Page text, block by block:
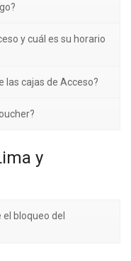
y cuál es su horario
las cajas de Acceso?
y
bloqueo del